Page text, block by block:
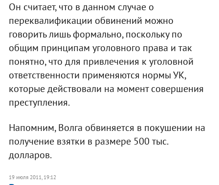
Он считает, что в данном случае о
переквалификации обвинений можно
говорить лишь формально, поскольку по
общим принципам уголовного права и так
понятно, что для привлечения к уголовной
ответственности применяются нормы УК,
которые действовали на момент совершения
преступления.
Напомним, Волга обвиняется в покушении на
получение взятки в размере 500 тыс.
долларов.
19 июля 2011, 19:12